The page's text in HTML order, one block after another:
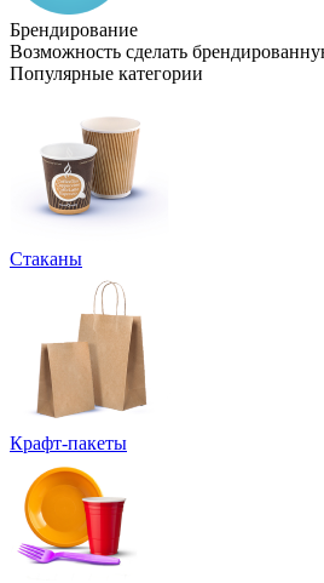
Брендирование
Возможность сделать
Популярные категории
Стаканы
Крафт-пакеты